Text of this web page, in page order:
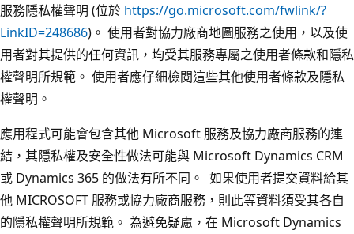
服務隱私權聲明 (位於 https://go.microsoft.com/fwlink/?
LinkID=248686)。 使用者對協力廠商地圖服務之使用，以及使
用者對其提供的任何資訊，均受其服務專屬之使用者條款和隱私
權聲明所規範。 使用者應仔細檢閱這些其他使用者條款及隱私
權聲明。
應用程式可能會包含其他 Microsoft 服務及協力廠商服務的連
結，其隱私權及安全性做法可能與 Microsoft Dynamics CRM
或 Dynamics 365 的做法有所不同。 如果使用者提交資料給其
他 MICROSOFT 服務或協力廠商服務，則此等資料須受其各自
的隱私權聲明所規範。 為避免疑慮，在 Microsoft Dynamics